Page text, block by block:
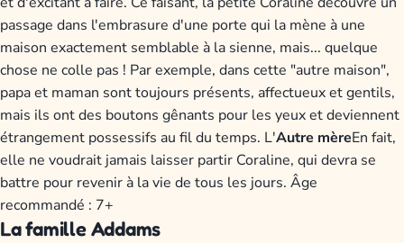
passage dans l'embrasure d'une porte qui la mène à une
maison exactement semblable à la sienne, mais... quelque
chose ne colle pas ! Par exemple, dans cette "autre maison",
papa et maman sont toujours présents, affectueux et gentils,
mais ils ont des boutons gênants pour les yeux et deviennent
étrangement possessifs au fil du temps. L'Autre mèreEn fait,
elle ne voudrait jamais laisser partir Coraline, qui devra se
battre pour revenir à la vie de tous les jours. Âge
recommandé : 7+
La famille Addams